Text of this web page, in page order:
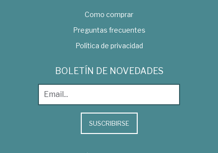
Como comprar
Preguntas frecuentes
Política de privacidad
BOLETÍN DE NOVEDADES
SUSCRIBIRSE